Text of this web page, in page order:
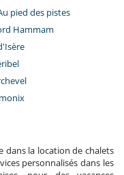
pied des pistes
Hammam
dans la location de chalets
personnalisés dans les